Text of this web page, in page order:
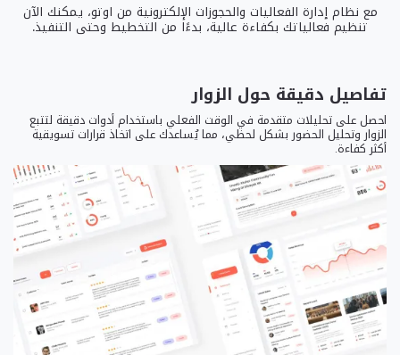
مع نظام إدارة الفعاليات والحجوزات الإلكترونية من اوتو، يمكنك الآن
تنظيم فعالياتك بكفاءة عالية، بدءًا من التخطيط وحتى التنفيذ.
تفاصيل دقيقة حول الزوار
احصل على تحليلات متقدمة في الوقت الفعلي باستخدام أدوات دقيقة لتتبع
الزوار وتحليل الحضور بشكل لحظي، مما يُساعدك على اتخاذ قرارات تسويقية
أكثر كفاءة.